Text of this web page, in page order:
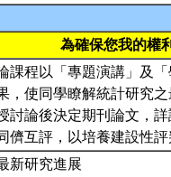
為確保您我的權
課程以「專題演講」及
，使同學瞭解統計研究
討論後決定期刊論文，
儕互評，以培養建設性評
新研究進展